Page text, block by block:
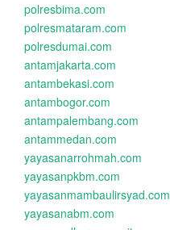
polresbima.com
polresmataram.com
polresdumai.com
antamjakarta.com
antambekasi.com
antambogor.com
antampalembang.com
antammedan.com
yayasanarrohmah.com
yayasanpkbm.com
yayasanmambaulirsyad.com
yayasanabm.com